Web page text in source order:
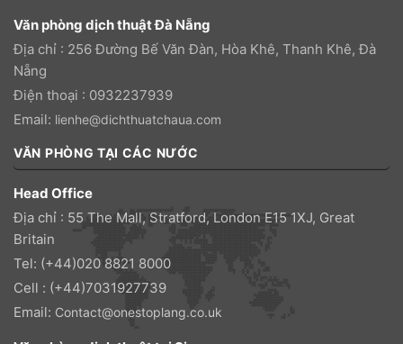
Văn phòng dịch thuật Đà Nẵng
Địa chỉ : 256 Đường Bế Văn Đàn, Hòa Khê, Thanh Khê, Đà
Nẵng
Điện thoại : 0932237939
Email: lienhe@dichthuatchaua.com
VĂN PHÒNG TẠI CÁC NƯỚC
Head Office
Địa chỉ : 55 The Mall, Stratford, London E15 1XJ, Great
Britain
Tel: (+44)020 8821 8000
Cell : (+44)7031927739
Email: Contact@onestoplang.co.uk